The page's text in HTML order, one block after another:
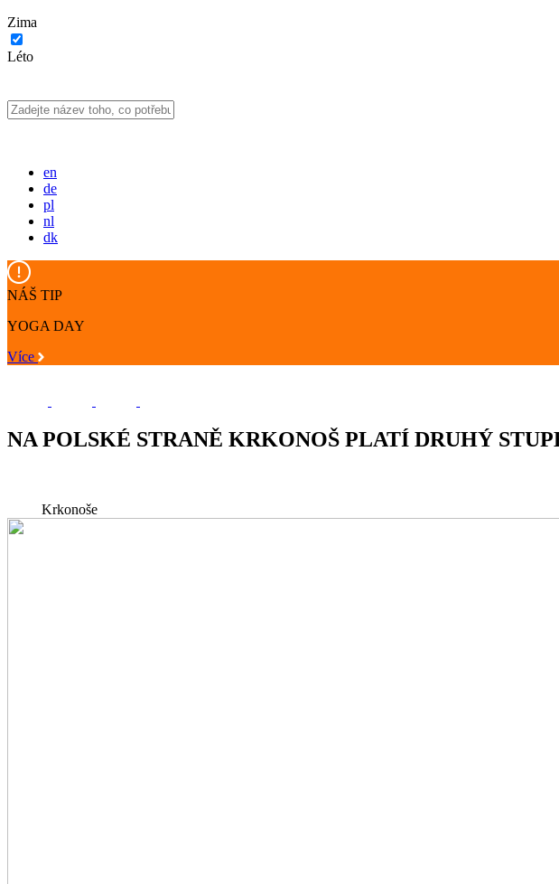
Zima
Léto
en
de
pl
nl
dk
NÁŠ TIP
YOGA DAY
Více
NA POLSKÉ STRANĚ KRKONOŠ PLATÍ DRUHÝ
Krkonoše